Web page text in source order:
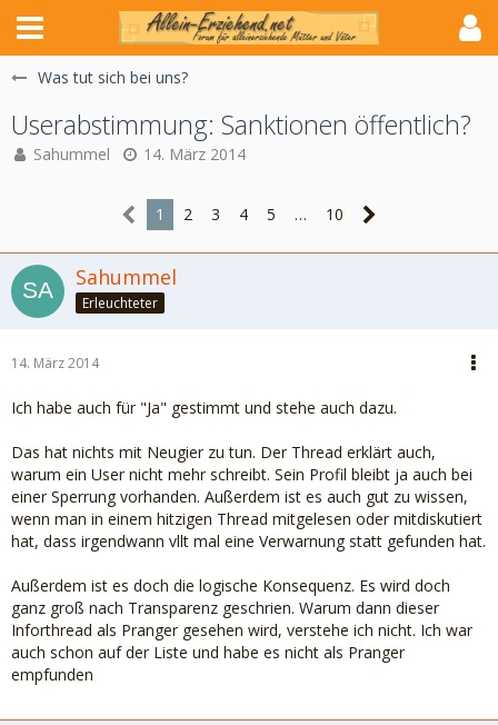
Was tut sich bei uns?
Userabstimmung: Sanktionen öffentlich?
Sahummel 14. März 2014
1 2 3 4 5 … 10
Sahummel
Erleuchteter
14. März 2014
Ich habe auch für "Ja" gestimmt und stehe auch dazu.
Das hat nichts mit Neugier zu tun. Der Thread erklärt auch,
warum ein User nicht mehr schreibt. Sein Profil bleibt ja auch bei
einer Sperrung vorhanden. Außerdem ist es auch gut zu wissen,
wenn man in einem hitzigen Thread mitgelesen oder mitdiskutiert
hat, dass irgendwann vllt mal eine Verwarnung statt gefunden hat.
Außerdem ist es doch die logische Konsequenz. Es wird doch
ganz groß nach Transparenz geschrien. Warum dann dieser
Inforthread als Pranger gesehen wird, verstehe ich nicht. Ich war
auch schon auf der Liste und habe es nicht als Pranger
empfunden